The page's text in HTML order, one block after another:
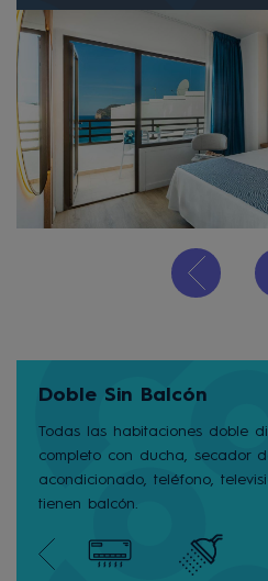
Doble Sin Balcón
Todas las habitaciones doble
completo con ducha, secador
acondicionado, teléfono,
tienen balcón.